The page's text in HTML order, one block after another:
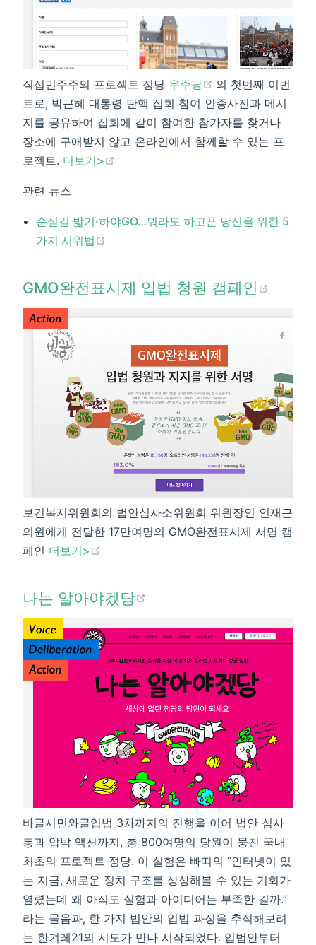
직접민주주의 프로젝트 정당 우주당 (opens new
의 첫번째 이번
트로, 박근혜 대통령 탄핵 집회 참여 인증사진과 메시
지를 공유하여 집회에 같이 참여한 참가자를 찾거나
장소에 구애받지 않고 온라인에서 함께할 수 있는 프
로젝트. 더보기>​
관련 뉴스
순실길 밟기·하야GO…뭐라도 하고픈 당신을 위한 5
가지 시위법​
GMO완전표시제 입법 청원 캠페인​
보건복지위원회의 법안심사소위원회 위원장인 인재근
의원에게 전달한 17만여명의 GMO완전표시제 서명 캠
페인 더보기>​
나는 알아야겠당​
바글시민와글입법 3차까지의 진행을 이어 법안 심사
통과 압박 액션까지, 총 800여명의 당원이 뭉친 국내
최초의 프로젝트 정당. 이 실험은 빠띠의 “인터넷이 있
는 지금, 새로운 정치 구조를 상상해볼 수 있는 기회가
열렸는데 왜 아직도 실험과 아이디어는 부족한 걸까.”
라는 물음과, 한 가지 법안의 입법 과정을 추적해보려
는 한겨레21의 시도가 만나 시작되었다. 입법안부터